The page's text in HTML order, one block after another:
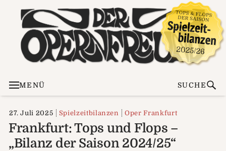
MENÜ SUCHE
27. Juli 2025 Spielzeitbilanzen Oper Frankfurt
Frankfurt: Tops und Flops –
„Bilanz der Saison 2024/25“